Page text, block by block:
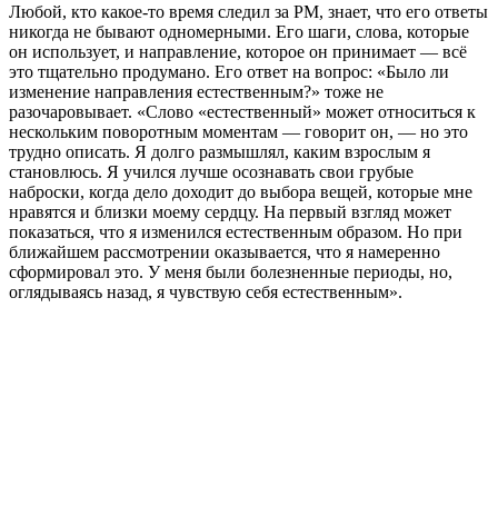
Любой, кто какое-то время следил за РМ, знает, что его ответы
никогда не бывают одномерными. Его шаги, слова, которые
он использует, и направление, которое он принимает — всё
это тщательно продумано. Его ответ на вопрос: «Было ли
изменение направления естественным?» тоже не
разочаровывает. «Слово «естественный» может относиться к
нескольким поворотным моментам — говорит он, — но это
трудно описать. Я долго размышлял, каким взрослым я
становлюсь. Я учился лучше осознавать свои грубые
наброски, когда дело доходит до выбора вещей, которые мне
нравятся и близки моему сердцу. На первый взгляд может
показаться, что я изменился естественным образом. Но при
ближайшем рассмотрении оказывается, что я намеренно
сформировал это. У меня были болезненные периоды, но,
оглядываясь назад, я чувствую себя естественным».